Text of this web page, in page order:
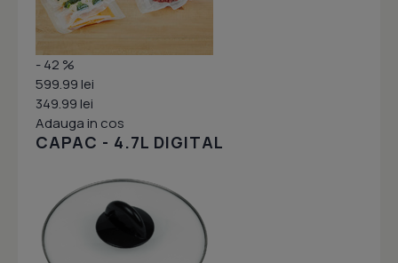
- 42 %
599.99 lei
349.99 lei
Adauga in cos
CAPAC - 4.7L DIGITAL